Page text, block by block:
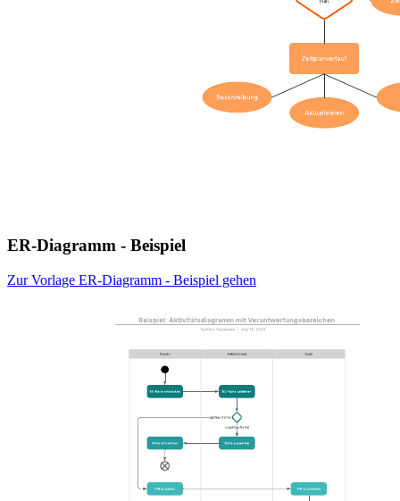
ER-Diagramm - Beispiel
Zur Vorlage ER-Diagramm - Beispiel gehen